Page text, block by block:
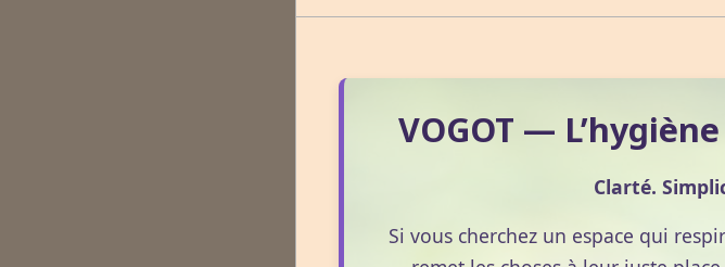
VOGOT —
Clarté.
Si vous cherchez un espace qui